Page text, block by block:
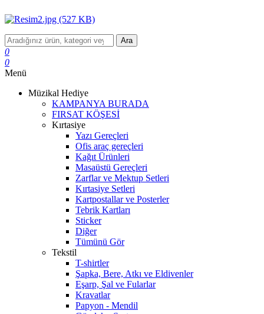
Ara
0
0
Menü
Müzikal Hediye
KAMPANYA BURADA
FIRSAT KÖŞESİ
Kırtasiye
Yazı Gereçleri
Ofis araç gereçleri
Kağıt Ürünleri
Masaüstü Gereçleri
Zarflar ve Mektup Setleri
Kırtasiye Setleri
Kartpostallar ve Posterler
Tebrik Kartları
Sticker
Diğer
Tümünü Gör
Tekstil
T-shirtler
Şapka, Bere, Atkı ve Eldivenler
Eşarp, Şal ve Fularlar
Kravatlar
Papyon - Mendil